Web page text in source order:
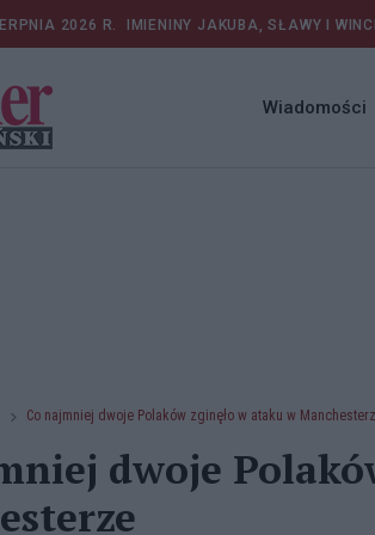
2026 R. IMIENINY JAKUBA, SŁAWY I
Wiadomości
Co najmniej dwoje Polaków zginęło w ataku w
dwoje